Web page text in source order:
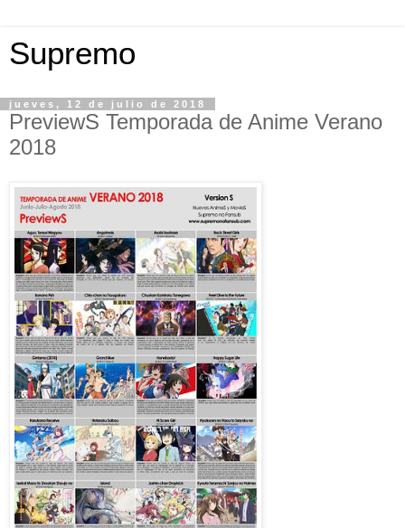
Supremo
jueves, 12 de julio de 2018
PreviewS Temporada de Anime Verano
2018